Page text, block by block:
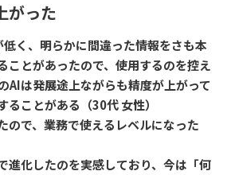
った
低く、明らかに間違った情報をさも本
ことがあったので、使用するのを控え
AIは発展途上ながらも精度が上がって
ることがある（30代 女性）
ので、業務で使えるレベルになった
進化したのを実感しており、今は「何